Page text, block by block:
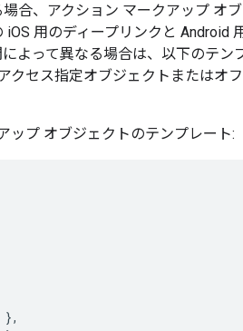
合、アクション マークアップ オ
iOS 用のディープリンクと Android
よって異なる場合は、以下のテ
クセス指定オブジェクトまたはオ
ップ オブジェクトのテンプレート:
},